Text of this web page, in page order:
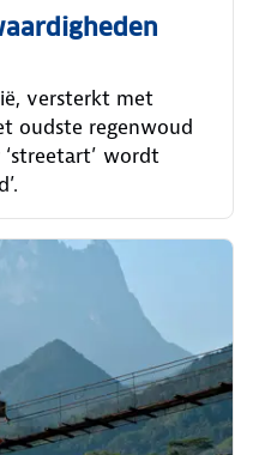
versterkt met
oudste regenwoud
wordt